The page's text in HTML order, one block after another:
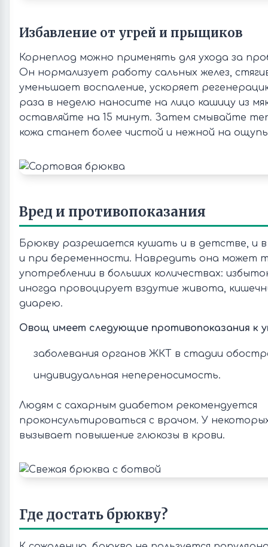
Избавление от угрей и прыщиков
Корнеплод можно применять для ухода за
Он нормализует работу сальных желез,
уменьшает воспаление, ускоряет
раза в неделю наносите на лицо кашицу из
оставляйте на 15 минут. Затем смывайте
кожа станет более чистой и нежной на
Вред и противопоказания
Брюкву разрешается кушать и в детстве, и
и при беременности. Навредить она может
употреблении в больших количествах:
иногда провоцирует вздутие живота,
диарею.
Овощ имеет следующие противопоказания к
заболевания органов ЖКТ в стадии
индивидуальная непереносимость.
Людям с сахарным диабетом рекомендуется
проконсультироваться с врачом. У
вызывает повышение глюкозы в крови.
Где достать брюкву?